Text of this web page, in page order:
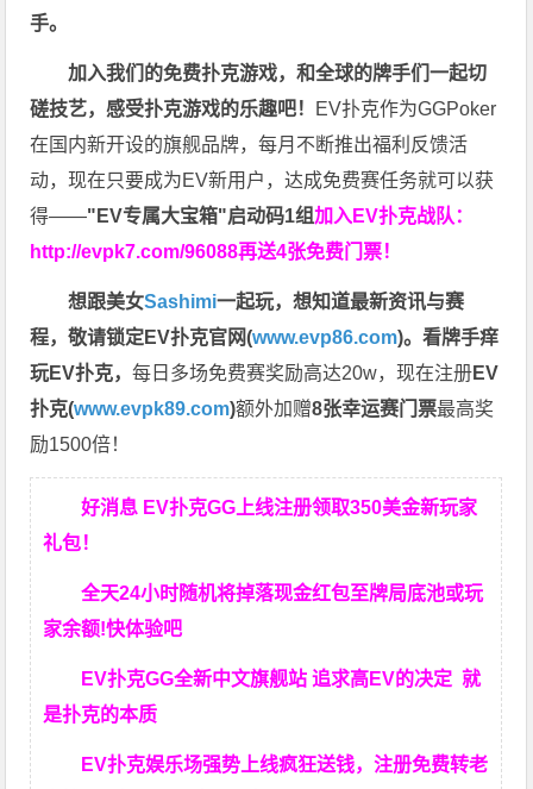
手。
加入我们的免费扑克游戏，和全球的牌手们一起切
磋技艺，感受扑克游戏的乐趣吧！ EV扑克作为GGPoker
在国内新开设的旗舰品牌，每月不断推出福利反馈活
动，现在只要成为EV新用户，达成免费赛任务就可以获
得——"EV专属大宝箱"启动码1组加入EV扑克战队：
http://evpk7.com/96088再送4张免费门票！
想跟美女Sashimi一起玩，想知道最新资讯与赛
程，敬请锁定EV扑克官网(www.evp86.com)。看牌手痒
玩EV扑克，每日多场免费赛奖励高达20w，现在注册EV
扑克(www.evpk89.com)额外加赠8张幸运赛门票最高奖
励1500倍！
好消息 EV扑克GG上线注册领取350美金新玩家
礼包！
全天24小时随机将掉落现金红包至牌局底池或玩
家余额!快体验吧
EV扑克GG全新中文旗舰站 追求高EV 的决定就
是扑克的本质
EV扑克娱乐场强势上线疯狂送钱，注册免费转老